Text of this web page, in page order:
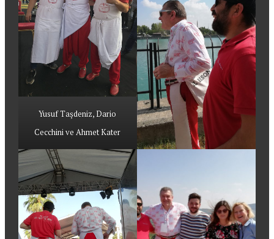
Yusuf Taşdeniz, Dario
Cecchini ve Ahmet Kater